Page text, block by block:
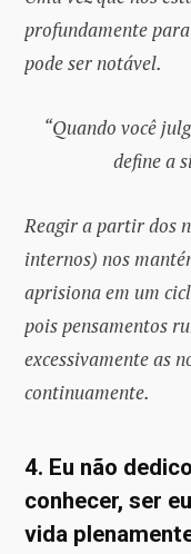
profundamente
pode ser notável.
“Quando você
define a
Reagir a partir dos
internos) nos
aprisiona em um
pois pensamentos
excessivamente as
continuamente.
4. Eu não
conhecer, ser
vida